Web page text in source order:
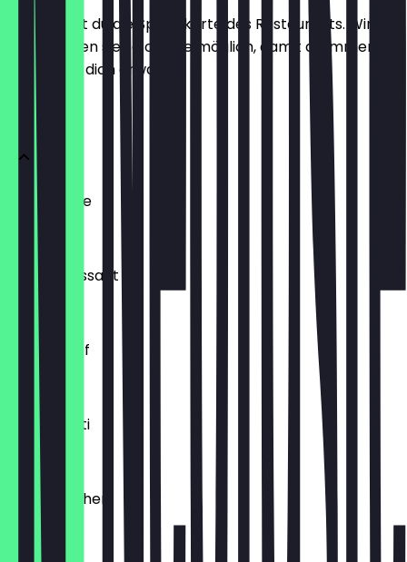
Hier findest du die Speisekarte des Restaurants. Wir
aktualisieren sie so oft wie möglich, damit du immer
weißt, was dich erwartet.
BRÖTCHEN
Ofenfrische
0,54 €
Buttercroissant
1,80 €
Laugenzopf
1,20 €
Dinkelkrusti
1,10 €
Käsebrötchen
1,60 €